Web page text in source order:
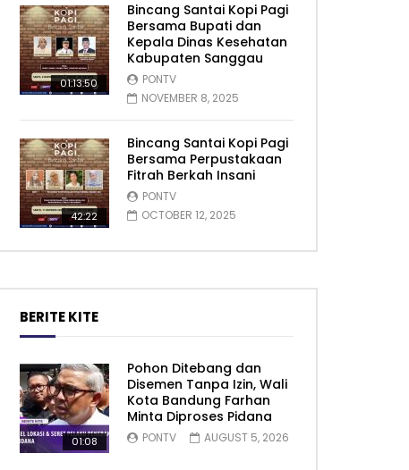
01:13:50
Bincang Santai Kopi Pagi
Bersama Bupati dan
Kepala Dinas Kesehatan
Kabupaten Sanggau
PONTV
NOVEMBER 8, 2025
42:22
Bincang Santai Kopi Pagi
Bersama Perpustakaan
Fitrah Berkah Insani
PONTV
OCTOBER 12, 2025
BERITE KITE
01:08
Pohon Ditebang dan
Disemen Tanpa Izin, Wali
Kota Bandung Farhan
Minta Diproses Pidana
PONTV AUGUST 5, 2026